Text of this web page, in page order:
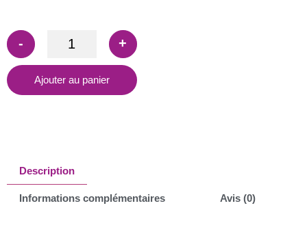
- +
Ajouter au panier
Description
Informations complémentaires Avis (0)